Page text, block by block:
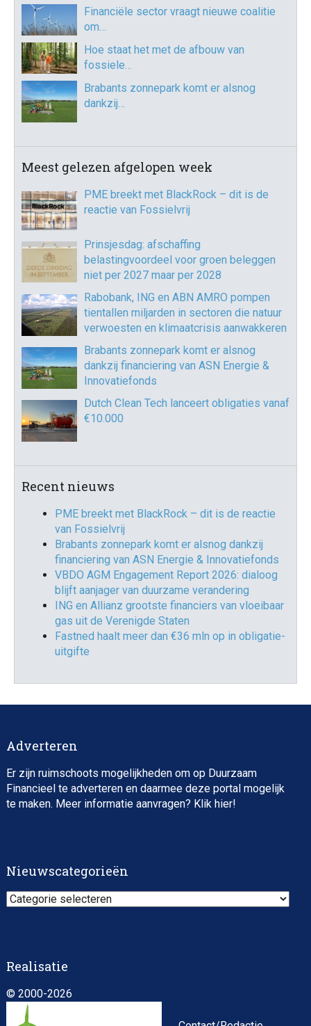
Financiële sector vraagt nieuwe coalitie
om…
Hoe staat het met de afbouw van
fossiele…
Brabants zonnepark komt er alsnog
dankzij…
Meest gelezen afgelopen week
PME breekt met BlackRock – dit is de
reactie van Fossielvrij
Prinsjesdag: afschaffing
belastingvoordeel voor groen beleggen
niet per 2027 maar per 2028
Rabobank, ING en ABN AMRO pompen
tientallen miljarden in sectoren die natuur
verwoesten en klimaatcrisis aanwakkeren
Brabants zonnepark komt er alsnog
dankzij financiering van ASN Energie &
Innovatiefonds
Dutch Clean Tech lanceert obligaties vanaf
€10.000
Recent nieuws
PME breekt met BlackRock – dit is de reactie
van Fossielvrij
Brabants zonnepark komt er alsnog dankzij
financiering van ASN Energie & Innovatiefonds
VBDO AGM Engagement Report 2026: dialoog
blijft aanjager van duurzame verandering
ING en Allianz grootste financiers van vloeibaar
gas uit de Verenigde Staten
Fastned haalt meer dan €36 mln op in obligatie-
uitgifte
Adverteren
Er zijn ruimschoots mogelijkheden om op Duurzaam
Financieel te adverteren en daarmee deze portal mogelijk
te maken. Meer informatie aanvragen? Klik hier!
Nieuwscategorieën
Nieuwscategorieën
Realisatie
© 2000-2026